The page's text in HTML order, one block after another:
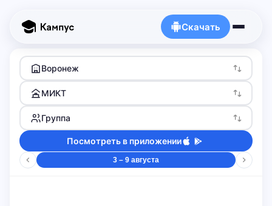
Скачать
Воронеж
МИКТ
Группа
Посмотреть в приложении
3 – 9 августа